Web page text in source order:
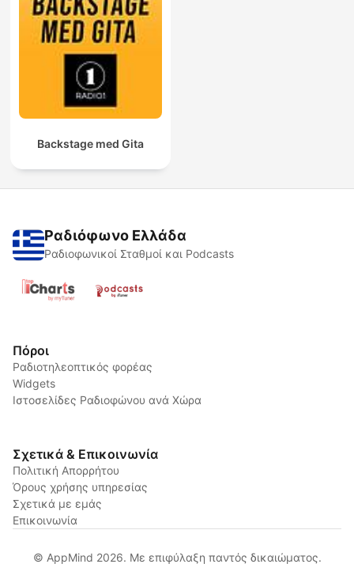
Backstage med Gita
Ραδιόφωνο Ελλάδα
Ραδιοφωνικοί Σταθμοί και Podcasts
Πόροι
Ραδιοτηλεοπτικός φορέας
Widgets
Ιστοσελίδες Ραδιοφώνου ανά Χώρα
Σχετικά & Επικοινωνία
Πολιτική Απορρήτου
Όρους χρήσης υπηρεσίας
Σχετικά με εμάς
Επικοινωνία
© AppMind 2026. Με επιφύλαξη παντός δικαιώματος.